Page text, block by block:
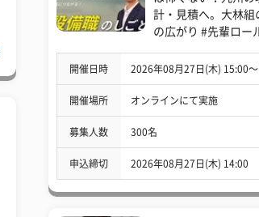
計・見積へ。大林組
の広がり #先輩ロー
開催日時 2026年08月27日(木) 15:00
開催場所 オンラインにて実施
募集人数 300名
申込締切 2026年08月27日(木) 14:00